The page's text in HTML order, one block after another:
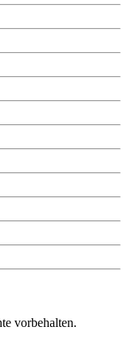
vorbehalten.